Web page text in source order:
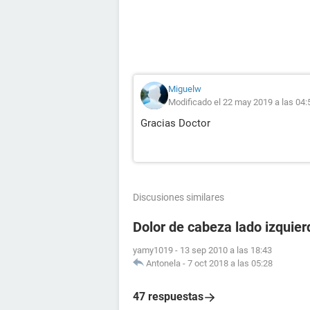
Miguelw
Modificado el 22 may 2019 a las
Gracias Doctor
Discusiones similares
Dolor de cabeza lado
yamy1019 - 13 sep 2010 a las 18:43
Antonela - 7 oct 2018 a las 05:28
47 respuestas